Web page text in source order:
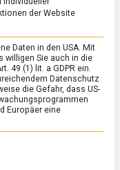
/FEATURED
–
Commenton
zum
mehr als
der Website
Daten in den USA. Mit
willigen Sie auch in die
49 (1) lit. a GDPR ein.
Datenschutz
die Gefahr, dass US-
Europäer eine
für die eine